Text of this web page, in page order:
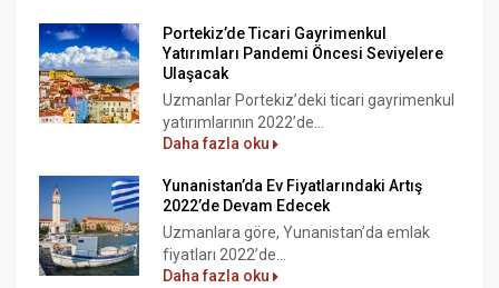
Portekiz’de Ticari Gayrimenkul
Yatırımları Pandemi Öncesi Seviyelere
Ulaşacak
Uzmanlar Portekiz’deki ticari gayrimenkul
yatırımlarının 2022’de...
Daha fazla oku
Yunanistan’da Ev Fiyatlarındaki Artış
2022’de Devam Edecek
Uzmanlara göre, Yunanistan’da emlak
fiyatları 2022’de...
Daha fazla oku